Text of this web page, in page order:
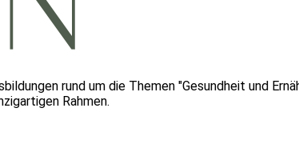
rund um die Themen "Gesundheit und
Rahmen.